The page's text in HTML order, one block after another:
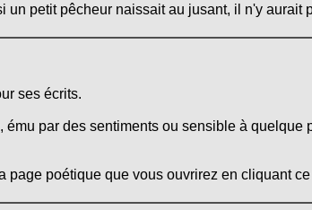
petit pêcheur naissait au jusant, il n'y
ses écrits.
par des sentiments ou sensible à
page poétique que vous ouvrirez en cliquant